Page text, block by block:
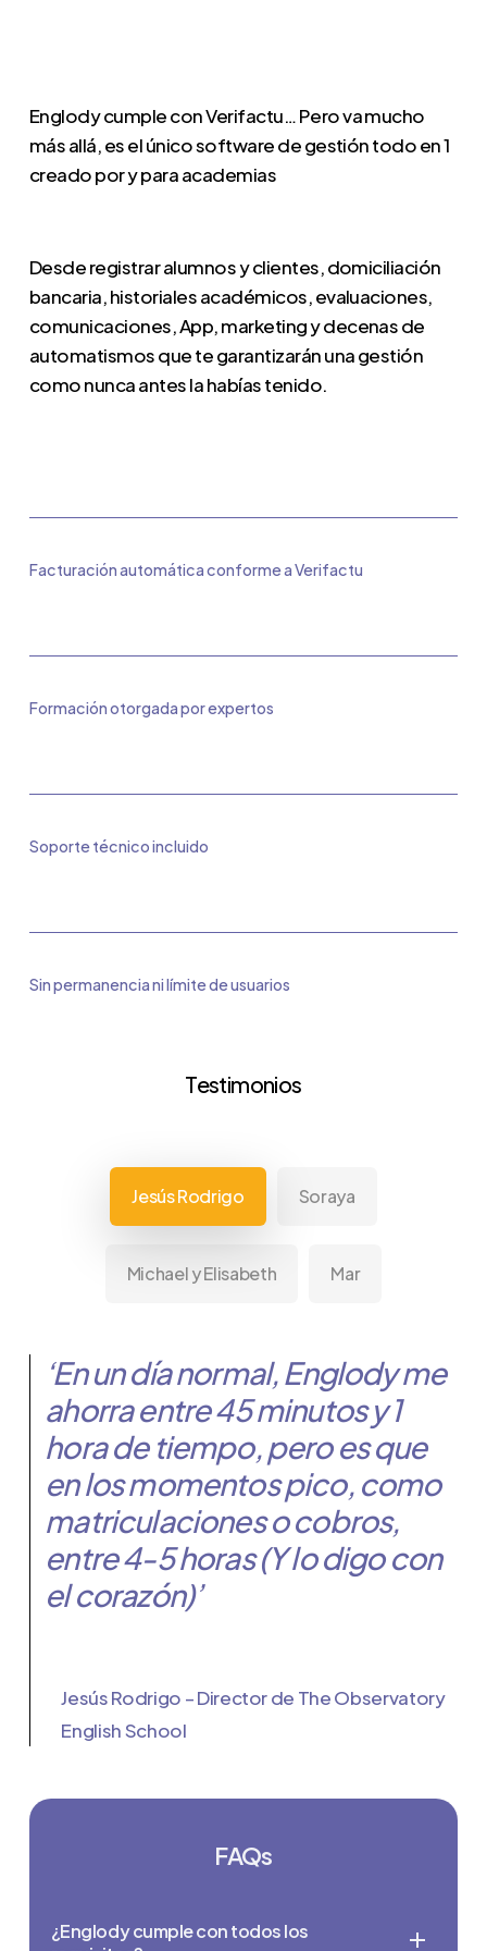
Englody cumple con Verifactu… Pero va mucho
más allá, es el único software de gestión todo en 1
creado por y para academias
Desde registrar alumnos y clientes, domiciliación
bancaria, historiales académicos, evaluaciones,
comunicaciones, App, marketing y decenas de
automatismos que te garantizarán una gestión
como nunca antes la habías tenido.
Facturación automática conforme a Verifactu
Formación otorgada por expertos
Soporte técnico incluido
Sin permanencia ni límite de usuarios
Testimonios
Jesús Rodrigo Soraya
Michael y Elisabeth Mar
‘En un día normal, Englody me
ahorra entre 45 minutos y 1
hora de tiempo, pero es que
en los momentos pico, como
matriculaciones o cobros,
entre 4-5 horas (Y lo digo con
el corazón)’
Jesús Rodrigo – Director de The Observatory
English School
FAQs
¿Englody cumple con todos los